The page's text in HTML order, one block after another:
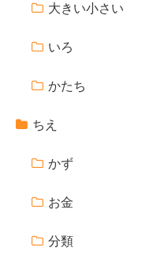
大きい小さい
いろ
かたち
ちえ
かず
お金
分類